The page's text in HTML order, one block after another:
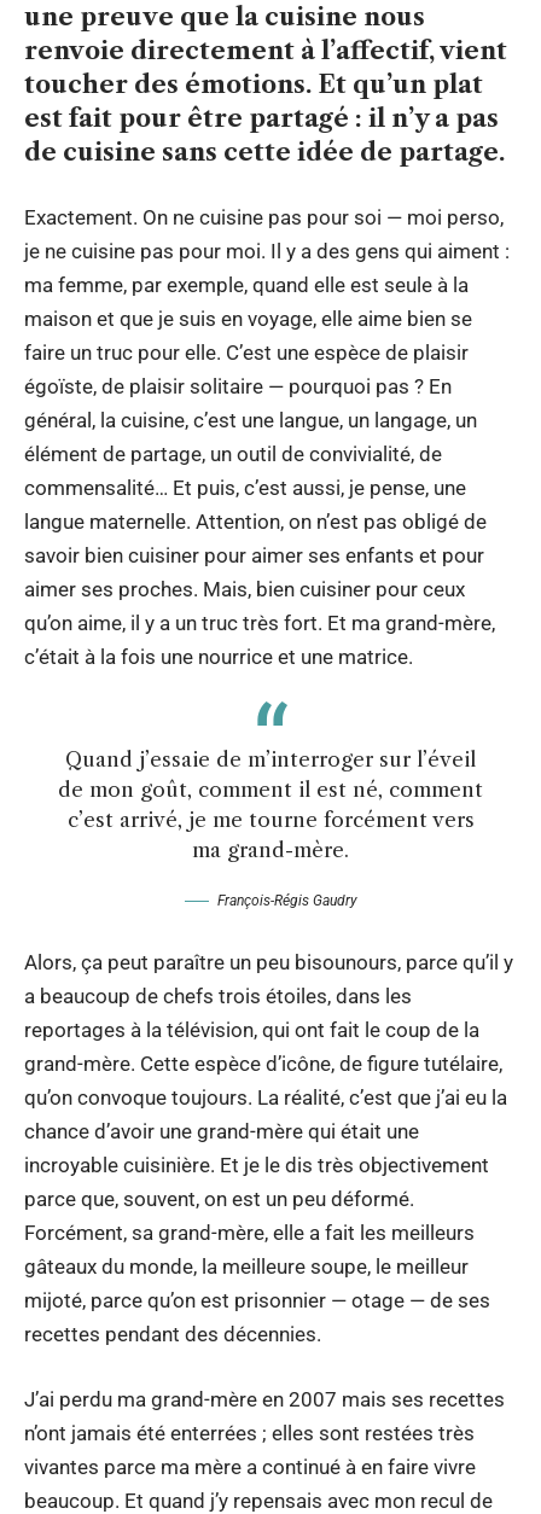
une preuve que la cuisine nous
renvoie directement à l’affectif, vient
toucher des émotions. Et qu’un plat
est fait pour être partagé : il n’y a pas
de cuisine sans cette idée de partage.
Exactement. On ne cuisine pas pour soi — moi perso,
je ne cuisine pas pour moi. Il y a des gens qui aiment :
ma femme, par exemple, quand elle est seule à la
maison et que je suis en voyage, elle aime bien se
faire un truc pour elle. C’est une espèce de plaisir
égoïste, de plaisir solitaire — pourquoi pas ? En
général, la cuisine, c’est une langue, un langage, un
élément de partage, un outil de convivialité, de
commensalité… Et puis, c’est aussi, je pense, une
langue maternelle. Attention, on n’est pas obligé de
savoir bien cuisiner pour aimer ses enfants et pour
aimer ses proches. Mais, bien cuisiner pour ceux
qu’on aime, il y a un truc très fort. Et ma grand-mère,
c’était à la fois une nourrice et une matrice.
Quand j’essaie de m’interroger sur l’éveil
de mon goût, comment il est né, comment
c’est arrivé, je me tourne forcément vers
ma grand-mère.
François-Régis Gaudry
Alors, ça peut paraître un peu bisounours, parce qu’il y
a beaucoup de chefs trois étoiles, dans les
reportages à la télévision, qui ont fait le coup de la
grand-mère. Cette espèce d’icône, de figure tutélaire,
qu’on convoque toujours. La réalité, c’est que j’ai eu la
chance d’avoir une grand-mère qui était une
incroyable cuisinière. Et je le dis très objectivement
parce que, souvent, on est un peu déformé.
Forcément, sa grand-mère, elle a fait les meilleurs
gâteaux du monde, la meilleure soupe, le meilleur
mijoté, parce qu’on est prisonnier — otage — de ses
recettes pendant des décennies.
J’ai perdu ma grand-mère en 2007 mais ses recettes
n’ont jamais été enterrées ; elles sont restées très
vivantes parce ma mère a continué à en faire vivre
beaucoup. Et quand j’y repensais avec mon recul de